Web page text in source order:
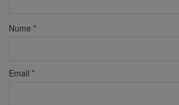
Nume *
Email *